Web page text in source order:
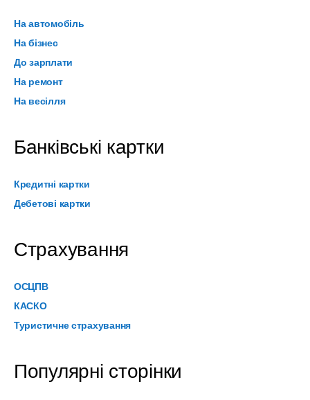
На автомобіль
На бізнес
До зарплати
На ремонт
На весілля
Банківські картки
Кредитні картки
Дебетові картки
Страхування
ОСЦПВ
КАСКО
Туристичне страхування
Популярні сторінки